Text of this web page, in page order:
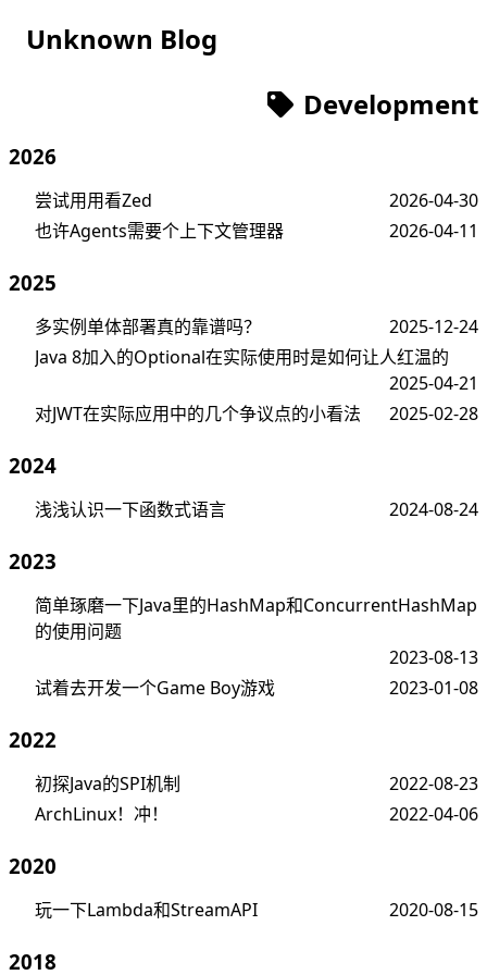
Unknown Blog
Development
2026
尝试用用看Zed
2026-04-30
也许Agents需要个上下文管理器
2026-04-11
2025
多实例单体部署真的靠谱吗？
2025-12-24
Java 8加入的Optional在实际使用时是如何让人红温的
2025-04-21
对JWT在实际应用中的几个争议点的小看法
2025-02-28
2024
浅浅认识一下函数式语言 2024-08-24
2023
简单琢磨一下Java里的HashMap和ConcurrentHashMap
的使用问题
2023-08-13
试着去开发一个Game Boy游戏
2023-01-08
2022
初探Java的SPI机制
2022-08-23
ArchLinux！冲！
2022-04-06
2020
玩一下Lambda和StreamAPI 2020-08-15
2018